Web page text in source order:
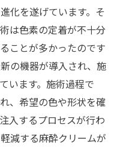
化を遂げています。そ
は色素の定着が不十分
ことが多かったのです
の機器が導入され、施
います。施術過程で
、希望の色や形状を確
入するプロセスが行わ
減する麻酔クリームが